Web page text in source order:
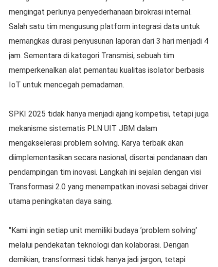
mengingat perlunya penyederhanaan birokrasi internal.
Salah satu tim mengusung platform integrasi data untuk
memangkas durasi penyusunan laporan dari 3 hari menjadi 4
jam. Sementara di kategori Transmisi, sebuah tim
memperkenalkan alat pemantau kualitas isolator berbasis
IoT untuk mencegah pemadaman.
SPKI 2025 tidak hanya menjadi ajang kompetisi, tetapi juga
mekanisme sistematis PLN UIT JBM dalam
mengakselerasi problem solving. Karya terbaik akan
diimplementasikan secara nasional, disertai pendanaan dan
pendampingan tim inovasi. Langkah ini sejalan dengan visi
Transformasi 2.0 yang menempatkan inovasi sebagai driver
utama peningkatan daya saing.
“Kami ingin setiap unit memiliki budaya ‘problem solving’
melalui pendekatan teknologi dan kolaborasi. Dengan
demikian, transformasi tidak hanya jadi jargon, tetapi